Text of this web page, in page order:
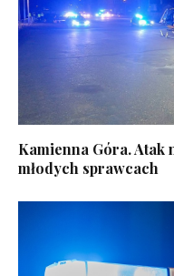
Kamienna Góra. Atak
młodych sprawcach